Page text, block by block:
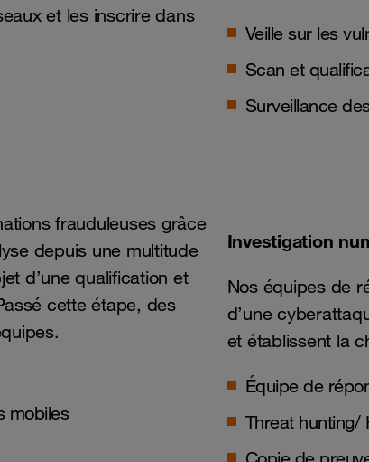
et les inscrire dans
frauduleuses grâce
depuis une multitude
d’une qualification et
cette étape, des
mobiles
Veille sur les
Scan et
Surveillance
Investigation
Nos équipes de
d’une
et établissent la
Équipe de
Threat hunting/